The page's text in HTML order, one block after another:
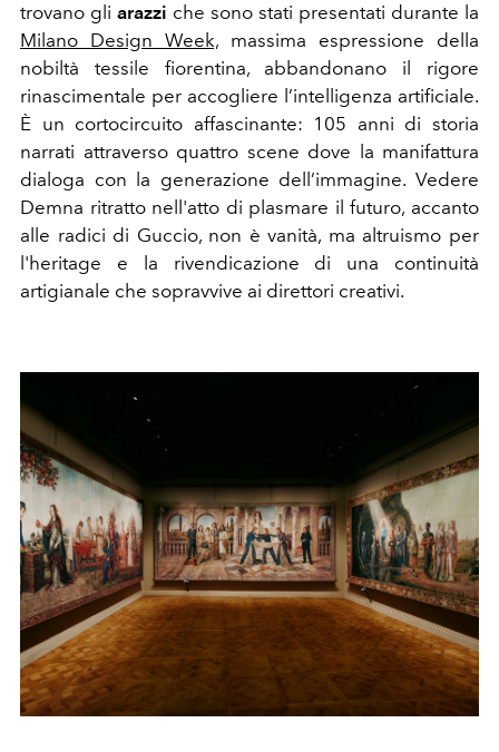
trovano gli arazzi che sono stati presentati durante la
Milano Design Week, massima espressione della
nobiltà tessile fiorentina, abbandonano il rigore
rinascimentale per accogliere l’intelligenza artificiale.
È un cortocircuito affascinante: 105 anni di storia
narrati attraverso quattro scene dove la manifattura
dialoga con la generazione dell’immagine. Vedere
Demna ritratto nell'atto di plasmare il futuro, accanto
alle radici di Guccio, non è vanità, ma altruismo per
l'heritage e la rivendicazione di una continuità
artigianale che sopravvive ai direttori creativi.